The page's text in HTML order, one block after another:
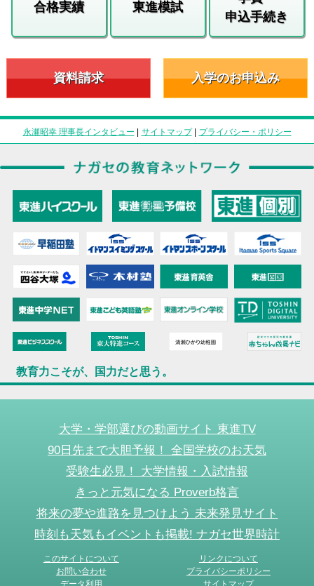
合格実績 東進模試
申込手続き
資料請求 入学のお申込み
永瀬昭幸 理事長インタビュー | サイトマップ| プライバシー・ポリシー
教育力こそが、国力だと思う。
大学・学部選びの動画サイト 東進TV
90日先まで大胆予報！ 全国学校のお天気
受験生必見！ 大学情報・入試情報
きっと元気になる Proverb格言
将来の夢や進路を見つけよう 未来発見サイト
時刻も天気もイベントも掲載! ナガセ世界時計
このサイトについて
リンクについて
お問い合わせ
プライバシーポリシー
データ利用
サイトマップ